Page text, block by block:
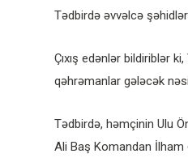
Tədbirdə əvvəlcə
Çıxış edənlər bildiriblər
qəhrəmanlar gələcək
Tədbirdə, həmçinin Ulu
Ali Baş Komandan